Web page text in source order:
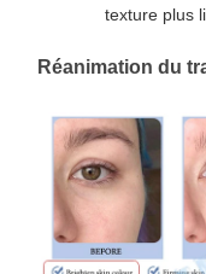
texture plus
Réanimation du